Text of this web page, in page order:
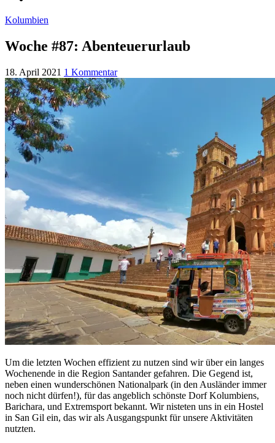
Kolumbien
Woche #87: Abenteuerurlaub
18. April 2021 1 Kommentar
Um die letzten Wochen effizient zu nutzen sind wir über ein langes
Wochenende in die Region Santander gefahren. Die Gegend ist,
neben einen wunderschönen Nationalpark (in den Ausländer immer
noch nicht dürfen!), für das angeblich schönste Dorf Kolumbiens,
Barichara, und Extremsport bekannt. Wir nisteten uns in ein Hostel
in San Gil ein, das wir als Ausgangspunkt für unsere Aktivitäten
nutzten.